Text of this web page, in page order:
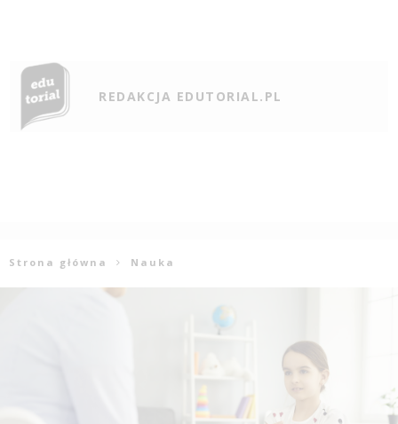
REDAKCJA EDUTORIAL.PL
Strona główna Nauka